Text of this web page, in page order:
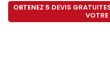
OBTENEZ 5 DEVIS